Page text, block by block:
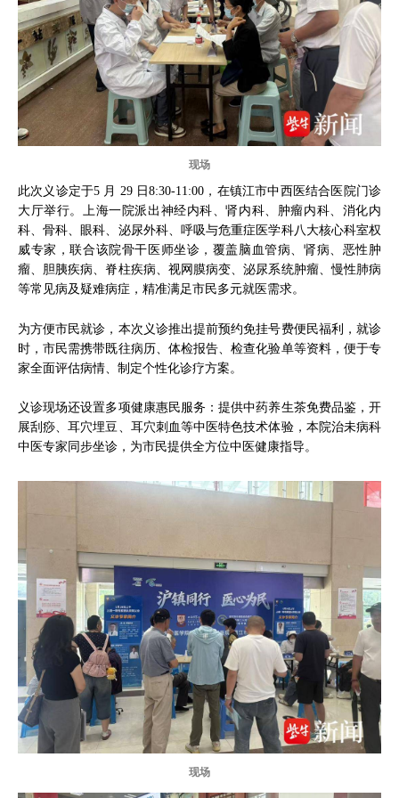
现场
此次义诊定于5 月 29 日8:30-11:00，在镇江市中西医结合医院门诊
大厅举行。上海一院派出神经内科、肾内科、肿瘤内科、消化内
科、骨科、眼科、泌尿外科、呼吸与危重症医学科八大核心科室权
威专家，联合该院骨干医师坐诊，覆盖脑血管病、肾病、恶性肿
瘤、胆胰疾病、脊柱疾病、视网膜病变、泌尿系统肿瘤、慢性肺病
等常见病及疑难病症，精准满足市民多元就医需求。
为方便市民就诊，本次义诊推出提前预约免挂号费便民福利，就诊
时，市民需携带既往病历、体检报告、检查化验单等资料，便于专
家全面评估病情、制定个性化诊疗方案。
义诊现场还设置多项健康惠民服务：提供中药养生茶免费品鉴，开
展刮痧、耳穴埋豆、耳穴刺血等中医特色技术体验，本院治未病科
中医专家同步坐诊，为市民提供全方位中医健康指导。
现场